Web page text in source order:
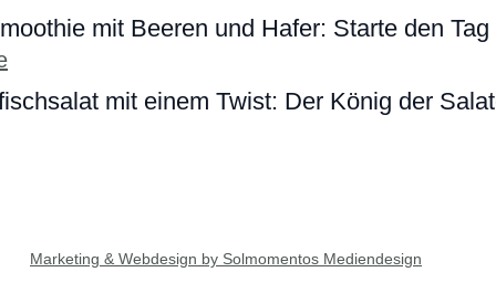
mit Beeren und Hafer: Starte den Tag
mit einem Twist: Der König der
Marketing & Webdesign by Solmomentos Mediendesign